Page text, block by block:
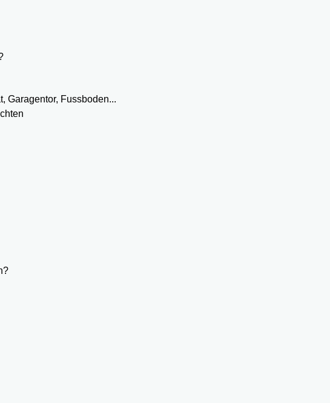
Garagentor, Fussboden...